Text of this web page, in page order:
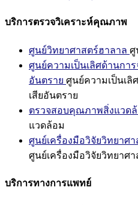
บริการตรวจวิเคราะห์คุณภาพ
ศูนย์วิทยาศาสตร์ฮาลาล ศู
ศูนย์ความเป็นเลิศด้านกา
อันตราย ศูนย์ความเป็นเลิ
เสียอันตราย
ตรวจสอบคุณภาพสิ่งแวด
แวดล้อม
ศูนย์เครื่องมือวิจัยวิทยาศา
ศูนย์เครื่องมือวิจัยวิทยาศา
บริการทางการแพทย์